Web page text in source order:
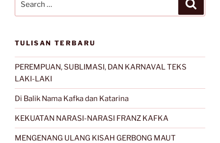
TULISAN TERBARU
PEREMPUAN, SUBLIMASI, DAN KARNAVAL TEKS
LAKI-LAKI
Di Balik Nama Kafka dan Katarina
KEKUATAN NARASI-NARASI FRANZ KAFKA
MENGENANG ULANG KISAH GERBONG MAUT